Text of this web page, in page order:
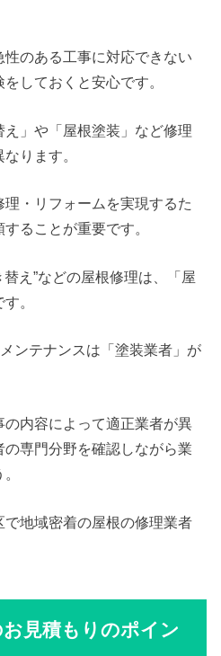
性のある工事に対応できない
しておくと安心です。
」や「屋根塗装」など修理
ります。
・リフォームを実現するた
ることが重要です。
替え”などの屋根修理は、「屋
。
ンテナンスは「塗装業者」が
内容によって適正業者が異
専門分野を確認しながら業
地域密着の屋根の修理業者
見積もりのポイン